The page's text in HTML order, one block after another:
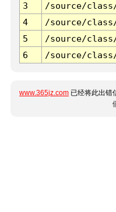
3 /source/
4
/source/
5
/source/
6
/source/
www.365jz.com 已经将此出错